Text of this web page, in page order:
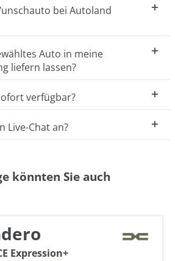
bei Autoland
Auto in meine
liefern lassen?
verfügbar?
Live-Chat an?
könnten Sie auch
Expression+